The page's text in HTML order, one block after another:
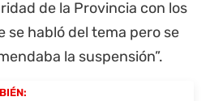
de la Provincia con los
se habló del tema pero se
la suspensión”.